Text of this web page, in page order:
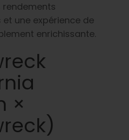
rendements
une expérience de
enrichissante.
×